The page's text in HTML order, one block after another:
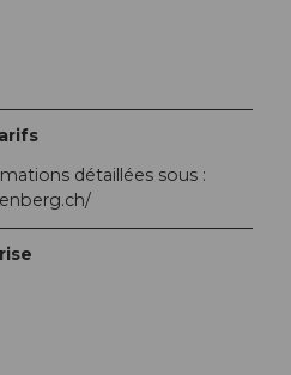
détaillées sous :